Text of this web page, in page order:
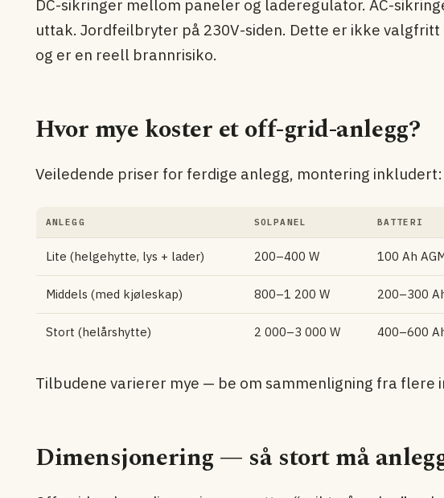
DC-sikringer mellom paneler og laderegulator. AC-
uttak. Jordfeilbryter på 230V-siden. Dette er ikke valgfritt
og er en reell brannrisiko.
Hvor mye koster et off-grid-anlegg?
Veiledende priser for ferdige anlegg, montering inkludert:
ANLEGG SOLPANEL BATTERI
Lite (helgehytte, lys + lader) 200–400 W 100 Ah
Middels (med kjøleskap) 800–1 200 W 200–300
Stort (helårshytte) 2 000–3 000 W 400–600
Tilbudene varierer mye — be om sammenligning fra flere
Dimensjonering — så stort må